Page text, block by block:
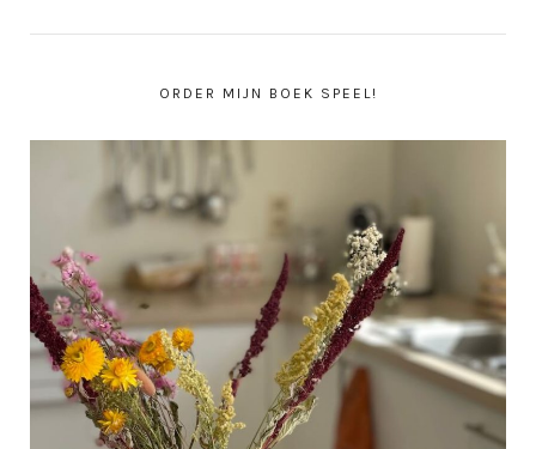
ORDER MIJN BOEK SPEEL!